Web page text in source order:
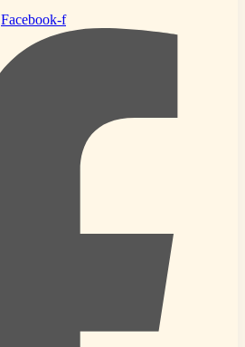
Facebook-f